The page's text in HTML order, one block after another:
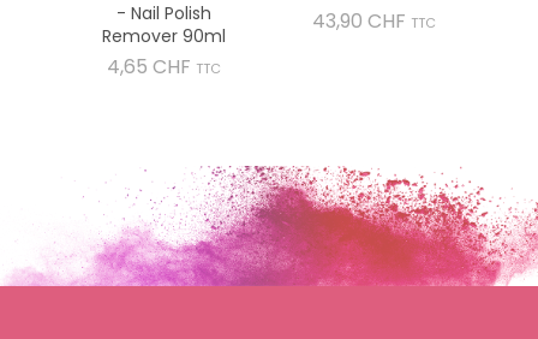
- Nail Polish
Remover 90ml
4,65 CHF Prix
TTC
43,90 CHF Prix
TTC